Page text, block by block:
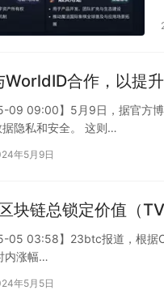
合作，以提升
09 09:00】5月9日，据官方
据隐私和安全。 这则…
年5月9日
块链总锁定价值（
05 03:58】23btc报道，根据
内涨幅…
年5月5日